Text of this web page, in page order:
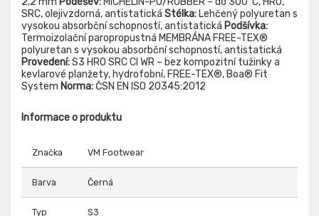
SRC, olejivzdorná, antistatická Stélka: Lehčený polyuretan s
vysokou absorbční schopností, antistatická Podšívka:
Termoizolační paropropustná MEMBRÁNA FREE-TEX®
polyuretan s vysokou absorbční schopností, antistatická
Provedení:S3 HRO SRC CI WR – bez kompozitní tužinky a
kevlarové planžety, hydrofobní, FREE-TEX®, Boa® Fit
System Norma:ČSN EN ISO 20345:2012
Informace o produktu
Značka VM Footwear
Barva Černá
Typ S3